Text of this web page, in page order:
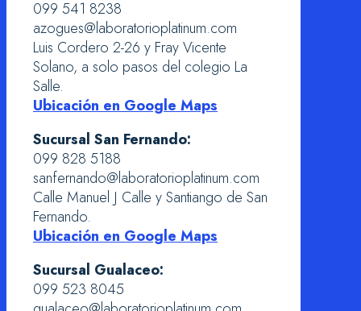
099 541 8238
azogues@laboratorioplatinum.com
Luis Cordero 2-26 y Fray Vicente
Solano, a solo pasos del colegio La
Salle.
Ubicación en Google Maps
Sucursal San Fernando:
099 828 5188
sanfernando@laboratorioplatinum.com
Calle Manuel J Calle y Santiango de San
Fernando.
Ubicación en Google Maps
Sucursal Gualaceo:
099 523 8045